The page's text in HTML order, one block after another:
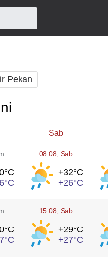
Pekan
Sab
C
C
08.08 , Sab
+32°C
+26°C
C
C
15.08 , Sab
+29°C
+27°C